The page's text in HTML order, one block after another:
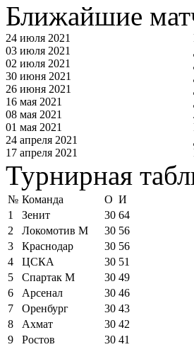
Ближайшие
24 июля 2021
03 июля 2021
02 июля 2021
30 июня 2021
26 июня 2021
16 мая 2021
08 мая 2021
01 мая 2021
24 апреля 2021
17 апреля 2021
Турнирная
№ Команда О И
1
Зенит 30 64
2
Локомотив М 30 56
3
Краснодар 30 56
4
ЦСКА 30 51
5
Спартак М 30 49
6
Арсенал 30 46
7
Оренбург 30 43
8
Ахмат 30 42
9
Ростов 30 41